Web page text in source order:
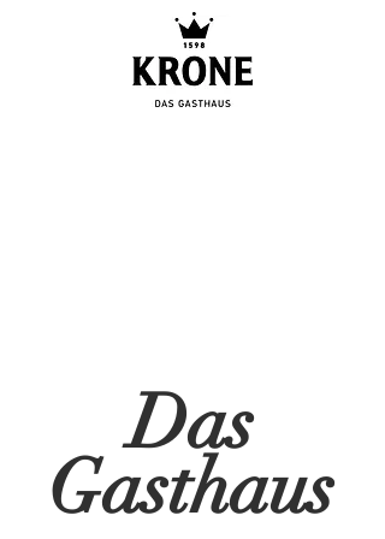
Das
Gasthaus